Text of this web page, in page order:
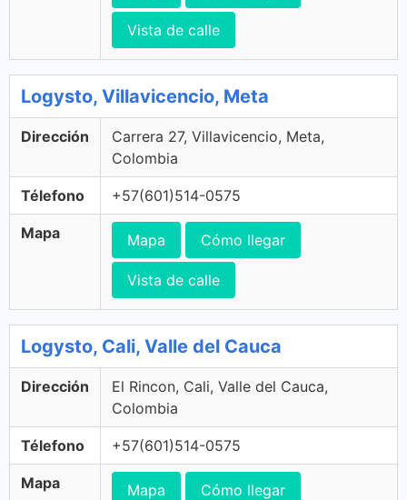
Vista de calle
Logysto, Villavicencio, Meta
Dirección
Carrera 27, Villavicencio, Meta,
Colombia
Télefono +57(601)514-0575
Mapa Mapa Cómo llegar
Vista de calle
Logysto, Cali, Valle del Cauca
Dirección
El Rincon, Cali, Valle del Cauca,
Colombia
Télefono +57(601)514-0575
Mapa Mapa Cómo llegar